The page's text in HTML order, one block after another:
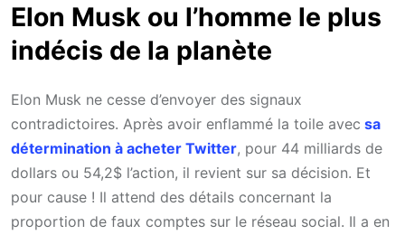
Elon Musk ou l’homme le plus
indécis de la planète
Elon Musk ne cesse d’envoyer des signaux
contradictoires. Après avoir enflammé la toile avec sa
détermination à acheter Twitter, pour 44 milliards de
dollars ou 54,2$ l’action, il revient sur sa décision. Et
pour cause ! Il attend des détails concernant la
proportion de faux comptes sur le réseau social. Il a en